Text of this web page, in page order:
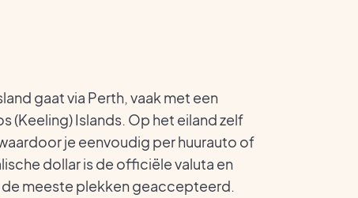
gaat via Perth, vaak met een
(Keeling) Islands. Op het eiland zelf
je eenvoudig per huurauto of
dollar is de officiële valuta en
meeste plekken geaccepteerd.